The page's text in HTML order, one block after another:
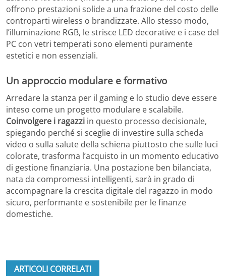
offrono prestazioni solide a una frazione del costo delle
controparti wireless o brandizzate. Allo stesso modo,
l’illuminazione RGB, le strisce LED decorative e i case del
PC con vetri temperati sono elementi puramente
estetici e non essenziali.
Un approccio modulare e formativo
Arredare la stanza per il gaming e lo studio deve essere
inteso come un progetto modulare e scalabile.
Coinvolgere i ragazzi in questo processo decisionale,
spiegando perché si sceglie di investire sulla scheda
video o sulla salute della schiena piuttosto che sulle luci
colorate, trasforma l’acquisto in un momento educativo
di gestione finanziaria. Una postazione ben bilanciata,
nata da compromessi intelligenti, sarà in grado di
accompagnare la crescita digitale del ragazzo in modo
sicuro, performante e sostenibile per le finanze
domestiche.
ARTICOLI CORRELATI